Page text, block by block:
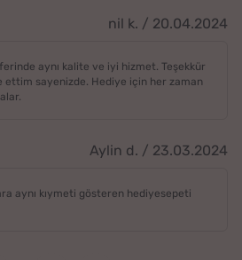
nil k. / 20.04.2024
aynı kalite ve iyi hizmet. Teşekkür
sayenizde. Hediye için her zaman
Aylin d. / 23.03.2024
aynı kıymeti gösteren hediyesepeti